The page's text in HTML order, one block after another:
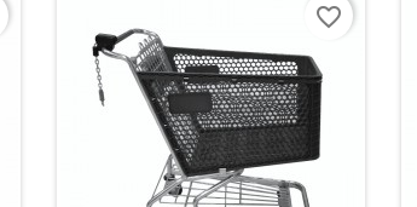
favorite_border